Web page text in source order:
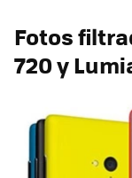
Fotos
720 y